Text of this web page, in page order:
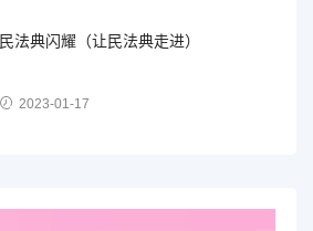
民法典闪耀（让民法典走进）
2023-01-17